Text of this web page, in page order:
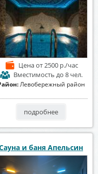
Ценаот 2500 р./час
Вместимость до 8 чел.
Левобережный район
подробнее
и баня Апельсин